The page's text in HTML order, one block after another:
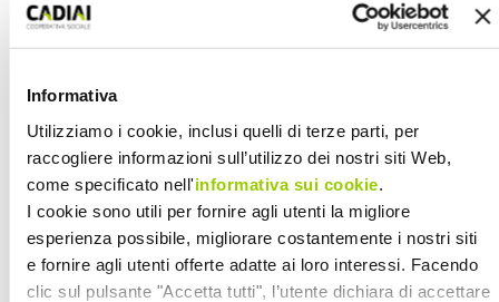
Informativa
Utilizziamo i cookie, inclusi quelli di terze parti, per
raccogliere informazioni sull’utilizzo dei nostri siti Web,
come specificato nell'informativa sui cookie
I cookie sono utili per fornire agli utenti la migliore
esperienza possibile, migliorare costantemente i nostri siti
e fornire agli utenti offerte adatte ai loro interessi. Facendo
clic sul pulsante "Accetta tutti", l’utente dichiara di accettare
strutturato in modo tale da analizzare
la cornice psico-pedagogica di
elaborazione, intende rinforzare la
consapevolezza dell’essere educatore.
“Il corso di formazione organizzato da
CADIAI e dal Centro Nascita Montessori
è un’opportunità di apprendimento